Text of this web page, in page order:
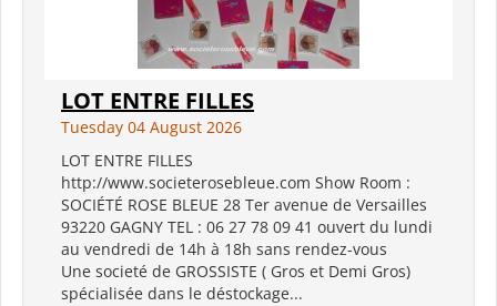
LOT ENTRE FILLES
Tuesday 04 August 2026
LOT ENTRE FILLES
http://www.societerosebleue.com Show Room :
SOCIÉTÉ ROSE BLEUE 28 Ter avenue de Versailles
93220 GAGNY TEL : 06 27 78 09 41 ouvert du lundi
au vendredi de 14h à 18h sans rendez-vous
Une societé de GROSSISTE ( Gros et Demi Gros)
spécialisée dans le déstockage...